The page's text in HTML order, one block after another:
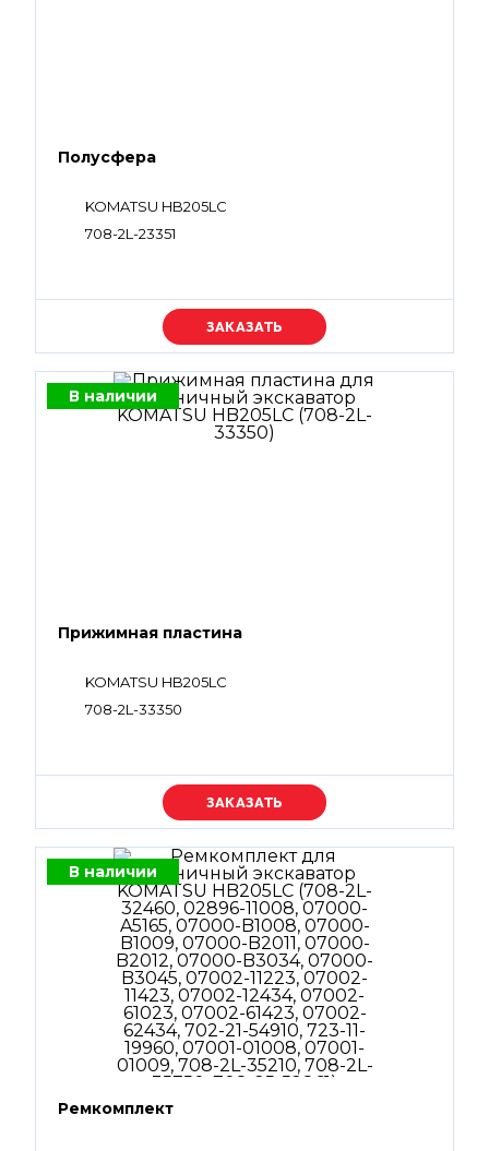
Полусфера
KOMATSU HB205LC
708-2L-23351
Уточняйте цену
В наличии
Прижимная пластина
KOMATSU HB205LC
708-2L-33350
Уточняйте цену
В наличии
Ремкомплект